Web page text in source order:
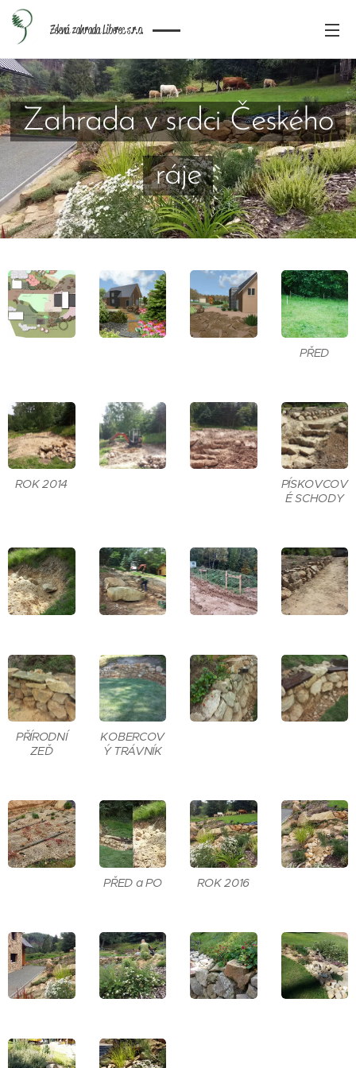
Zelená zahrada Liberec s.r.o.
Zahrada v srdci Českého
ráje
PŘED
ROK 2014
PÍSKOVCOV
É SCHODY
PŘÍRODNÍ
ZEĎ
KOBERCOV
Ý TRÁVNÍK
PŘED a PO ROK 2016